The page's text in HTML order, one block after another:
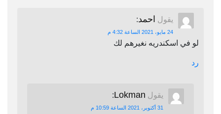
يقول احمد:
24 مايو، 2021 الساعة 4:32 م
لو في اسكندريه نغيرهم لك
رد
يقول Lokman
:
31 أكتوبر، 2021 الساعة 10:59 م